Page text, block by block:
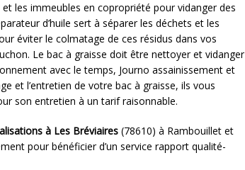
les immeubles en copropriété pour vidanger des
d’huile sert à séparer les déchets et les
éviter le colmatage de ces résidus dans vos
Le bac à graisse doit être nettoyer et vidanger
avec le temps, Journo assainissement et
et l’entretien de votre bac à graisse, ils vous
son entretien à un tarif raisonnable.
à Les Bréviaires (78610) à Rambouillet et
pour bénéficier d’un service rapport qualité-